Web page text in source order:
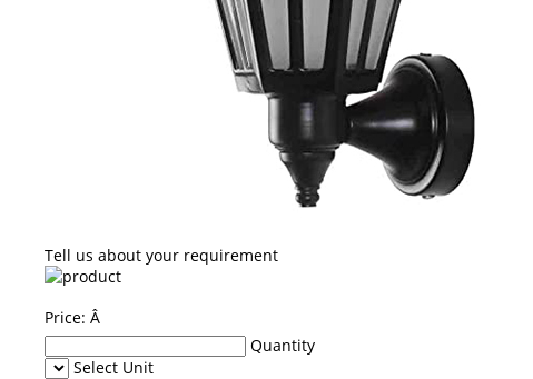
Tell us about your requirement
Price: Â
Quantity
Select Unit